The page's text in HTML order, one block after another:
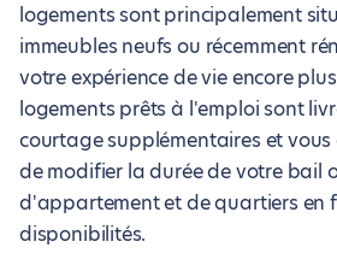
logements sont principalement
immeubles neufs ou récemment
votre expérience de vie encore
logements prêts à l'emploi sont
courtage supplémentaires et
de modifier la durée de votre bail
d'appartement et de quartiers en
disponibilités.